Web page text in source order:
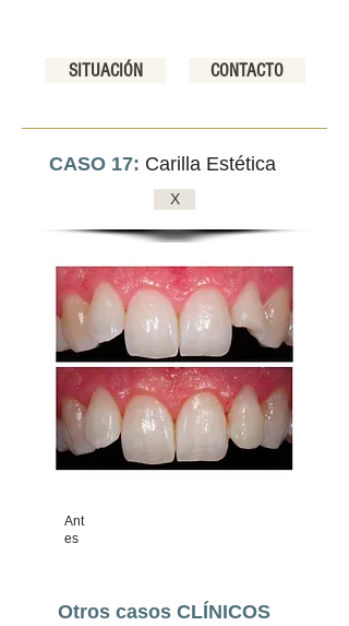
SITUACIÓN CONTACTO
CASO 17: Carilla Estética
X
Ant
es
Otros casos CLÍNICOS